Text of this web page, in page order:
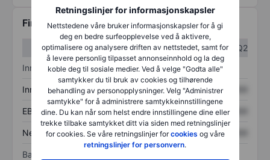
Retningslinjer for informasjonskapsler
Nettstedene våre bruker informasjonskapsler for å gi
deg en bedre surfeopplevelse ved å aktivere,
optimalisere og analysere driften av nettstedet, samt for
å levere personlig tilpasset annonseinnhold og la deg
koble deg til sosiale medier. Ved å velge "Godta alle"
samtykker du til bruk av cookies og tilhørende
behandling av personopplysninger. Velg "Administrer
samtykke" for å administrere samtykkeinnstillingene
dine. Du kan når som helst endre innstillingene dine eller
trekke tilbake samtykket ditt via siden med retningslinjer
for cookies. Se våre retningslinjer forcookies og våre
retningslinjer for personvern.
Finansiell informasjon
Q1
Q2
Inntektsoversikt
Inntekter XXXXXXX XXXXXXX
EBITDA XXXXXXX XXXXXXX
Nettoinntekt XXXXXXX XXXXXXX
Balanse